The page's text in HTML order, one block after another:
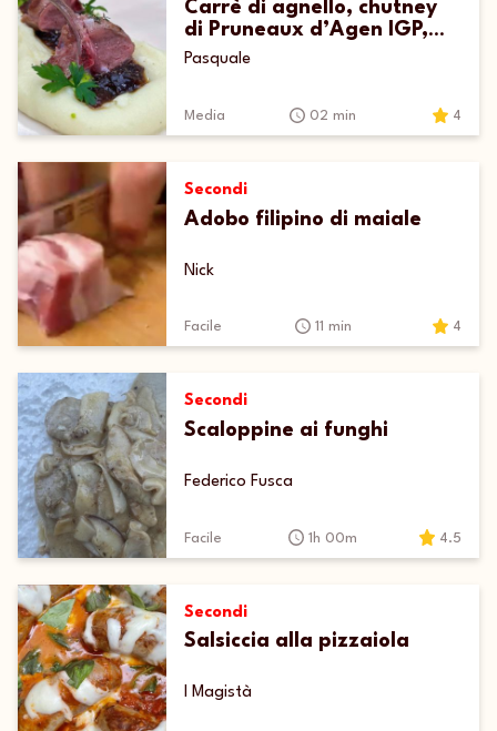
Carrè di agnello, chutney
di Pruneaux d’Agen IGP,
salsa al prezzemolo e purè
Pasquale
Media 02 min 4
Secondi
Adobo filipino di maiale
Nick
Facile 11 min 4
Secondi
Scaloppine ai funghi
Federico Fusca
Facile 1h 00m 4.5
Secondi
Salsiccia alla pizzaiola
I Magistà